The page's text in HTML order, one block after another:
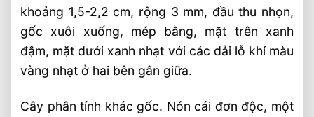
khoảng 1,5-2,2 cm, rộng 3 mm, đầu thu nhọn,
gốc xuôi xuống, mép bằng, mặt trên xanh
đậm, mặt dưới xanh nhạt với các dải lỗ khí màu
vàng nhạt ở hai bên gân giữa.
Cây phân tính khác gốc. Nón cái đơn độc, một